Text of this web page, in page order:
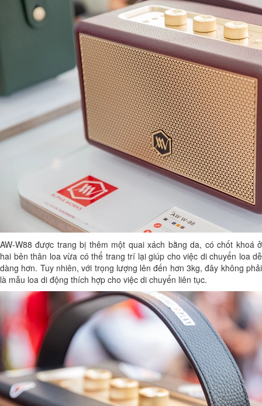
AW-W88 được trang bị thêm một quai xách bằng da, có chốt khoá ở
hai bên thân loa vừa có thể trang trí lại giúp cho việc di chuyển loa dễ
dàng hơn. Tuy nhiên, với trọng lượng lên đến hơn 3kg, đây không phải
là mẫu loa di động thích hợp cho việc di chuyển liên tục.